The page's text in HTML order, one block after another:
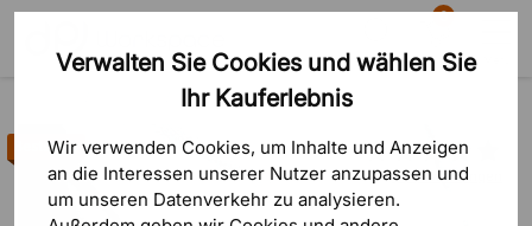
Verwalten Sie Cookies und wählen Sie
Ihr Kauferlebnis
Wir verwenden Cookies, um Inhalte und Anzeigen
an die Interessen unserer Nutzer anzupassen und
um unseren Datenverkehr zu analysieren.
Suche
0
Warenkorb
Bürostühle Ersatzteile & Zubehör
39 Bewertungen
Bestseller